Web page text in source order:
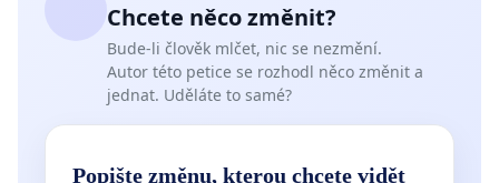
Chcete něco změnit?
Bude-li člověk mlčet, nic se nezmění.
Autor této petice se rozhodl něco změnit a
jednat. Uděláte to samé?
Popište změnu, kterou chcete vidět